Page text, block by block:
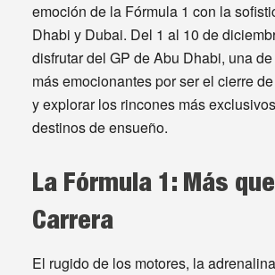
emoción de la Fórmula 1 con la
Dhabi y Dubai. Del 1 al 10 de
disfrutar del GP de Abu Dhabi, una
más emocionantes por ser el cierre
y explorar los rincones más
destinos de ensueño.
La Fórmula 1: Más
Carrera
El rugido de los motores, la